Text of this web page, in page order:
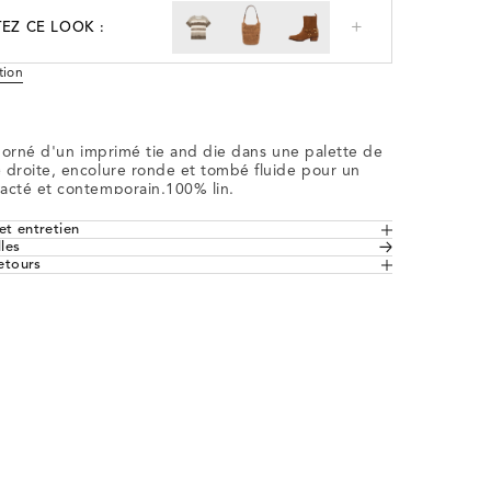
CE LOOK : +
orné d'un imprimé tie and die dans une palette de
droite, encolure ronde et tombé fluide pour un
et contemporain.100% lin.
die
entretien